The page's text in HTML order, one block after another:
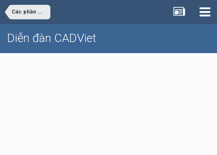
Các phần mềm thông dụng
Diễn đàn CADViet